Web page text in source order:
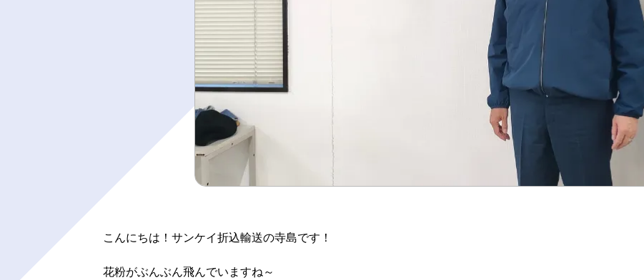
こんにちは！サンケイ折込輸送の寺島です！
花粉がぶんぶん飛んでいますね～